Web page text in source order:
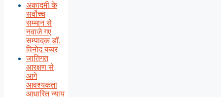
अकादमी के
सर्वोच्च
सम्मान से
नवाजे गए
सम्पादक डॉ.
विनोद बब्बर
जातिगत
आरक्षण से
आगे
आवश्यकता
आधारित न्याय